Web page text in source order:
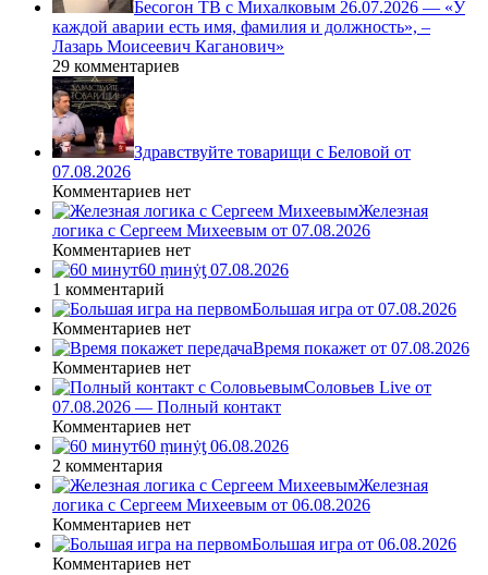
Бесогон ТВ с Михалковым 26.07.2026 — «У
каждой аварии есть имя, фамилия и должность», –
Лазарь Моисеевич Каганович»
29 комментариев
Здравствуйте товарищи с Беловой от
07.08.2026
Комментариев нет
Железная
логика с Сергеем Михеевым от 07.08.2026
Комментариев нет
60 ṃинẏƫ 07.08.2026
1 комментарий
Большая игра от 07.08.2026
Комментариев нет
Время покажет от 07.08.2026
Комментариев нет
Соловьев Live от
07.08.2026 — Полный контакт
Комментариев нет
60 ṃинẏƫ 06.08.2026
2 комментария
Железная
логика с Сергеем Михеевым от 06.08.2026
Комментариев нет
Большая игра от 06.08.2026
Комментариев нет